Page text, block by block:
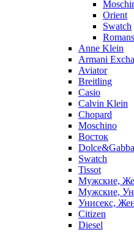
Orient
Swatch
Anne Klein
Armani
Aviator
Breitling
Casio
Calvin Klein
Chopard
Moschino
Восток
Swatch
Tissot
Мужские,
Мужские,
Унисекс,
Citizen
Diesel